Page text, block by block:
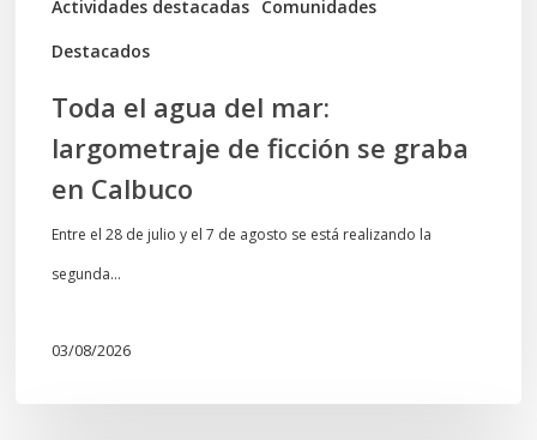
Actividades destacadas Comunidades
Destacados
Toda el agua del mar:
largometraje de ficción se graba
en Calbuco
Entre el 28 de julio y el 7 de agosto se está realizando la
segunda…
03/08/2026